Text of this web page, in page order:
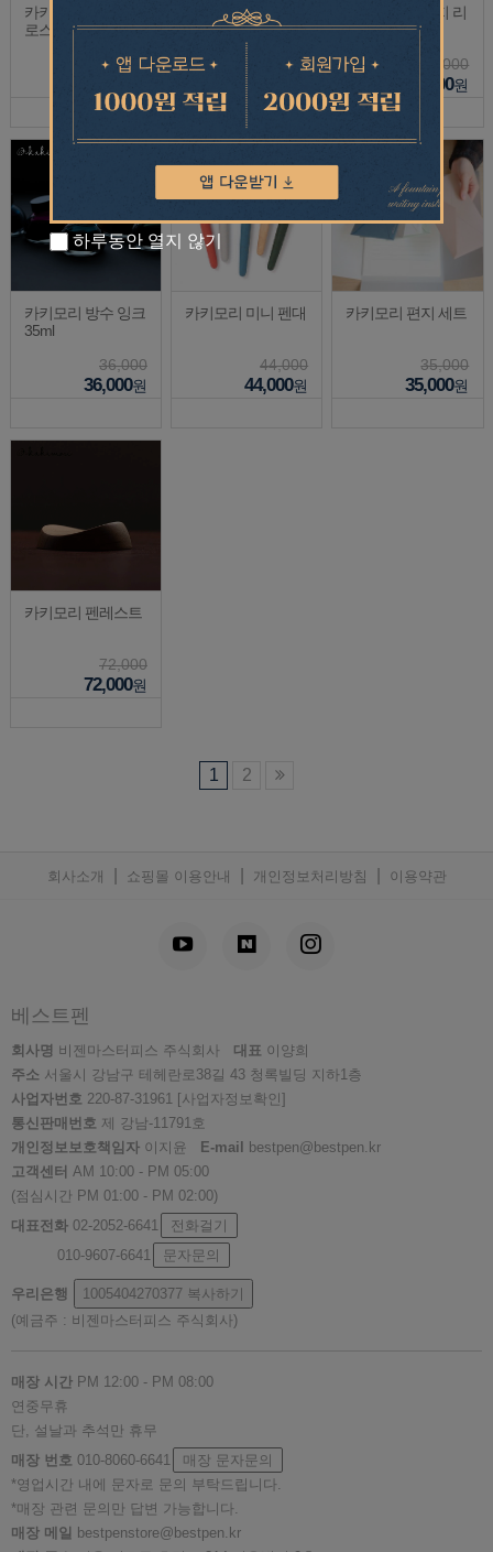
카키모리 수성펜 프
로스트 0.5mm
68,500
카키모리 만년필 프
로스트
73,000
73,000
카키모리 편지지 리
필 10장
10,000
10,000원
카키모리 방수 잉크
35ml
36,000
36,000원
카키모리 미니 펜대
44,000
44,000원
카키모리 편지 세트
35,000
35,000원
카키모리 펜레스트
72,000
72,000원
1 2
회사소개 쇼핑몰 이용안내 개인정보처리방침 이용약관
베스트펜
회사명 비젠마스터피스 주식회사 대표 이양희
주소 서울시 강남구 테헤란로38길 43 청록빌딩 지하1층
사업자번호 220-87-31961 [사업자정보확인]
통신판매번호 제 강남-11791호
개인정보보호책임자 이지윤 E-mail
bestpen@bestpen.kr
고객센터 AM 10:00 - PM 05:00
(점심시간 PM 01:00 - PM 02:00)
대표전화 02-2052-6641
전화걸기
010-9607-6641
문자문의
우리은행 1005404270377 복사하기
(예금주 : 비젠마스터피스 주식회사)
매장 시간 PM 12:00 - PM 08:00
연중무휴
단, 설날과 추석만 휴무
매장 번호 010-8060-6641
매장 문자문의
*영업시간 내에 문자로 문의 부탁드립니다.
*매장 관련 문의만 답변 가능합니다.
매장 메일 bestpenstore@bestpen.kr
하루동안 열지 않기